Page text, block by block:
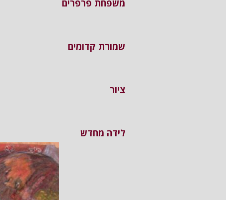
משפחת פרפרים
שמורת קדומים
ציור
לידה מחדש